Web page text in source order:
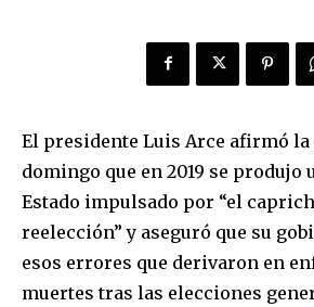
El presidente Luis Arce afirmó la
domingo que en 2019 se produjo
Estado impulsado por “el
reelección” y aseguró que su
esos errores que derivaron en
muertes tras las elecciones